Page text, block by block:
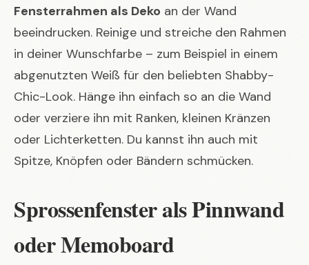
Fensterrahmen als Deko an der Wand
beeindrucken. Reinige und streiche den Rahmen
in deiner Wunschfarbe – zum Beispiel in einem
abgenutzten Weiß für den beliebten Shabby-
Chic-Look. Hänge ihn einfach so an die Wand
oder verziere ihn mit Ranken, kleinen Kränzen
oder Lichterketten. Du kannst ihn auch mit
Spitze, Knöpfen oder Bändern schmücken.
Sprossenfenster als Pinnwand
oder Memoboard